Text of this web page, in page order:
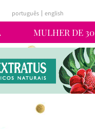
MULHER DE 30
português english